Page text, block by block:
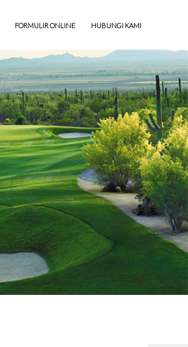
FORMULIR ONLINE HUBUNGI KAMI